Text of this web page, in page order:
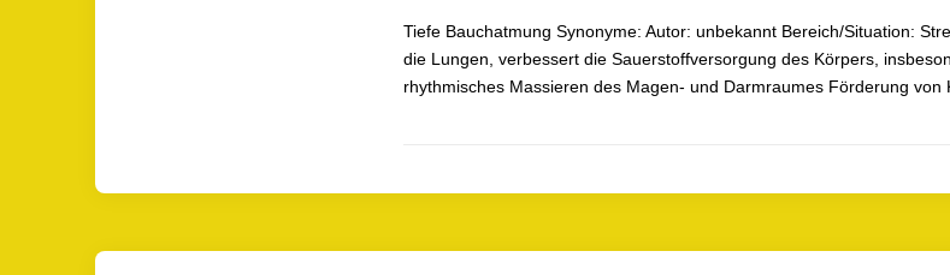
Tiefe Bauchatmung Synonyme: Autor: unbekannt Bereich/Situation:
die Lungen, verbessert die Sauerstoffversorgung des Körpers,
rhythmisches Massieren des Magen- und Darmraumes Förderung